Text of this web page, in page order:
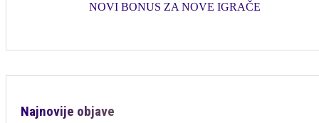
NOVI BONUS ZA NOVE IGRAČE
Najnovije objave